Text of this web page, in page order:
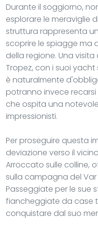
Durante il soggiorno,
esplorare le meraviglie
struttura rappresenta
scoprire le spiagge ma
della regione. Una
Tropez, con i suoi yacht
è naturalmente
potranno invece
che ospita una
impressionisti.
Per proseguire questa
deviazione verso il
Arroccato sulle colline,
sulla campagna del Var
Passeggiate per le sue
fiancheggiate da case
conquistare dal suo